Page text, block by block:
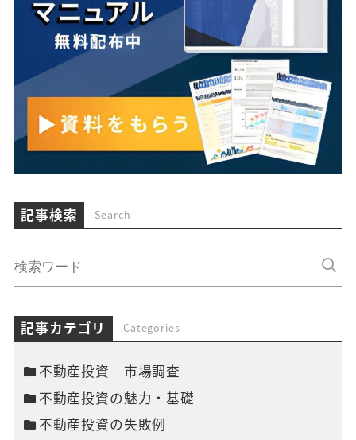
記事検索 Search
記事カテゴリ Categories
不動産投資 市場調査
不動産投資の魅力・基礎
不動産投資の失敗例